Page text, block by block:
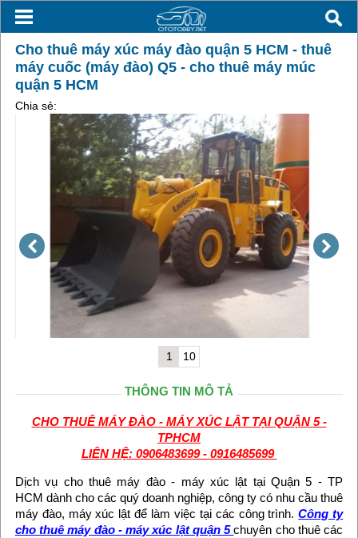
Cho thuê máy xúc máy đào quận 5 HCM - thuê
máy cuốc (máy đào) Q5 - cho thuê máy múc
quận 5 HCM
Chia sẻ:
1 10
THÔNG TIN MÔ TẢ
CHO THUÊ MÁY ĐÀO - MÁY XÚC LẬT TẠI QUẬN 5 -
TPHCM
LIÊN HỆ: 0906483699 - 0916485699
Dịch vụ cho thuê máy đào - máy xúc lật tại Quận 5 - TP
HCM dành cho các quý doanh nghiệp, công ty có nhu cầu thuê
máy đào, máy xúc lật để làm việc tại các công trình.Công ty
cho thuê máy đào - máy xúc lật quận 5chuyên cho thuê các